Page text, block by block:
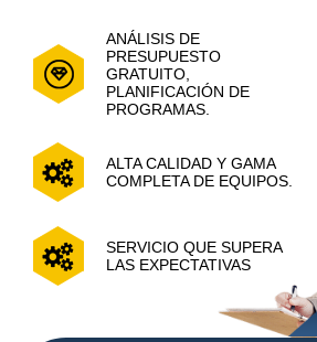
ANÁLISIS DE
PRESUPUESTO
GRATUITO,
PLANIFICACIÓN DE
PROGRAMAS.
ALTA CALIDAD Y GAMA
COMPLETA DE EQUIPOS.
SERVICIO QUE SUPERA
LAS EXPECTATIVAS